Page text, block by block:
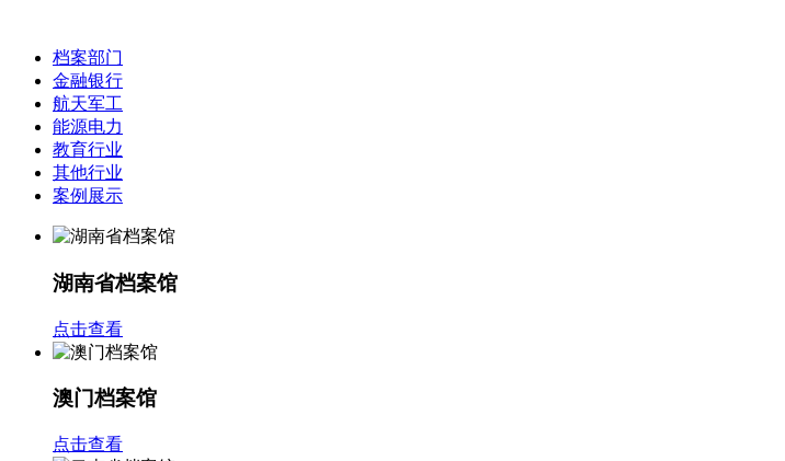
档案部门
金融银行
航天军工
能源电力
教育行业
其他行业
案例展示
湖南省档案馆
点击查看
澳门档案馆
点击查看